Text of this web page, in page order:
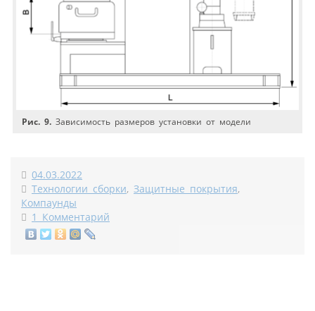
Рис. 9. Зависимость размеров установки от модели
04.03.2022
Технологии сборки, Защитные покрытия,
Компаунды
1 Комментарий